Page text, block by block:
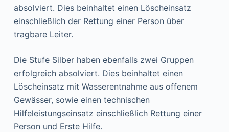
absolviert. Dies beinhaltet einen Löscheinsatz
einschließlich der Rettung einer Person über
tragbare Leiter.
Die Stufe Silber haben ebenfalls zwei Gruppen
erfolgreich absolviert. Dies beinhaltet einen
Löscheinsatz mit Wasserentnahme aus offenem
Gewässer, sowie einen technischen
Hilfeleistungseinsatz einschließlich Rettung einer
Person und Erste Hilfe.